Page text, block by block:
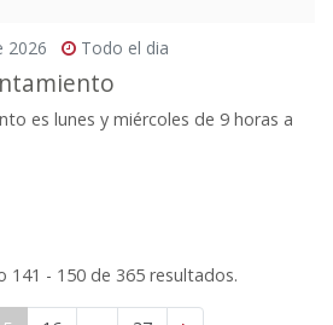
2026 Todo el dia
es lunes y miércoles de 9 horas a
141 - 150 de 365 resultados.